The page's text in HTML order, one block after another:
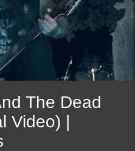
The Dead
Video) |